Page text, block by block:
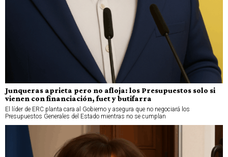
Junqueras aprieta pero no afloja: los Presupuestos solo si
vienen con financiación, fuet y butifarra
El líder de ERC planta cara al Gobierno y asegura que no negociará los
Presupuestos Generales del Estado mientras no se cumplan